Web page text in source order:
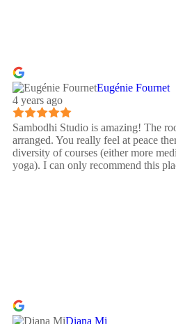
Eugénie Fournet
4 years ago
Sambodhi Studio is amazing! The
arranged. You really feel at peace
diversity of courses (either more
yoga). I can only recommend this
Diana Mi